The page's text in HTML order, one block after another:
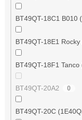
BT49QT-18C1 B010
BT49QT-18E1
BT49QT-18F1 Tanco
BT49QT-20A2 0
BT49QT-20C